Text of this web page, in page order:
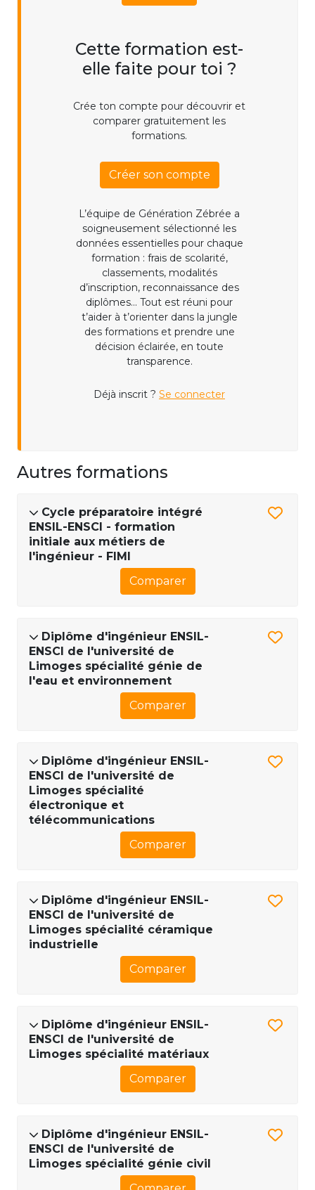
Cette formation est-
elle faite pour toi ?
Crée ton compte pour découvrir et
comparer gratuitement les
formations.
Créer son compte
L’équipe de Génération Zébrée a
soigneusement sélectionné les
données essentielles pour chaque
formation : frais de scolarité,
classements, modalités
d’inscription, reconnaissance des
diplômes... Tout est réuni pour
t’aider à t’orienter dans la jungle
des formations et prendre une
décision éclairée, en toute
transparence.
Déjà inscrit ? Se connecter
Autres formations
Cycle préparatoire intégré
ENSIL-ENSCI - formation
initiale aux métiers de
l'ingénieur - FIMI
Comparer
Diplôme d'ingénieur ENSIL-
ENSCI de l'université de
Limoges spécialité génie de
l'eau et environnement
Comparer
Diplôme d'ingénieur ENSIL-
ENSCI de l'université de
Limoges spécialité
électronique et
télécommunications
Comparer
Diplôme d'ingénieur ENSIL-
ENSCI de l'université de
Limoges spécialité céramique
industrielle
Comparer
Diplôme d'ingénieur ENSIL-
ENSCI de l'université de
Limoges spécialité matériaux
Comparer
Diplôme d'ingénieur ENSIL-
ENSCI de l'université de
Limoges spécialité génie civil